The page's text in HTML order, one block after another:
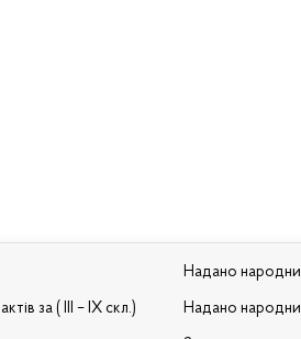
за ( III – IX скл.)
Надано
Надано